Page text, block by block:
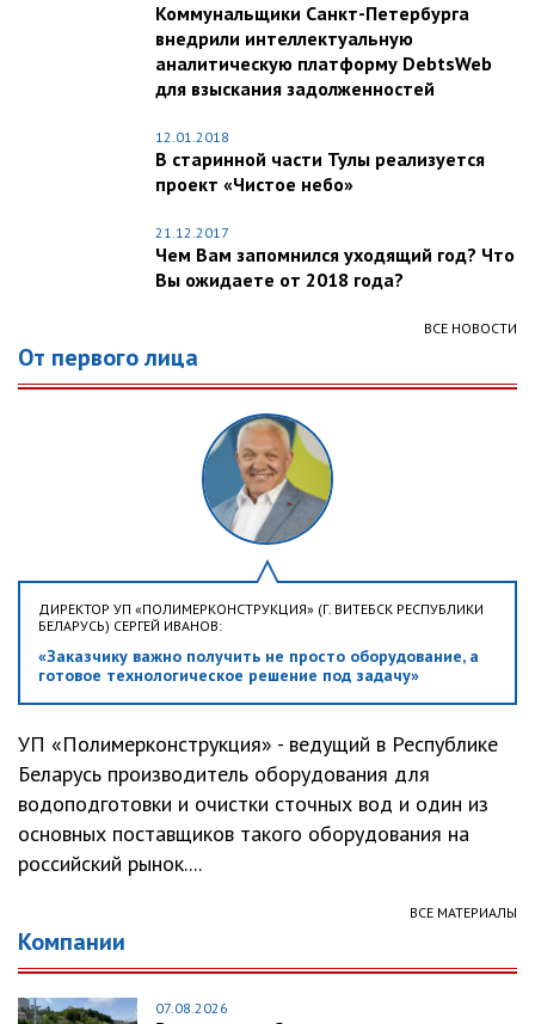
Коммунальщики Санкт-Петербурга
внедрили интеллектуальную
аналитическую платформу DebtsWeb
для взыскания задолженностей
12.01.2018
В старинной части Тулы реализуется
проект «Чистое небо»
21.12.2017
Чем Вам запомнился уходящий год? Что
Вы ожидаете от 2018 года?
ВСЕ НОВОСТИ
От первого лица
ДИРЕКТОР УП «ПОЛИМЕРКОНСТРУКЦИЯ» (Г. ВИТЕБСК РЕСПУБЛИКИ
БЕЛАРУСЬ) СЕРГЕЙ ИВАНОВ:
«Заказчику важно получить не просто оборудование, а
готовое технологическое решение под задачу»
УП «Полимерконструкция» - ведущий в Республике
Беларусь производитель оборудования для
водоподготовки и очистки сточных вод и один из
основных поставщиков такого оборудования на
российский рынок....
ВСЕ МАТЕРИАЛЫ
Компании
07.08.2026